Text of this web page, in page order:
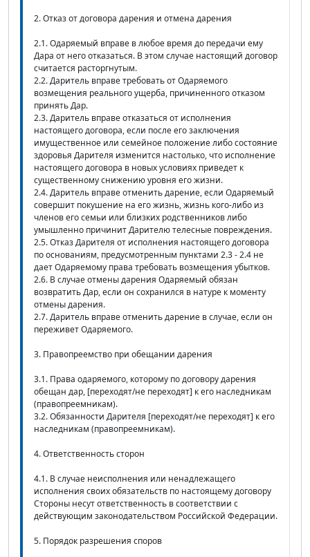
2. Отказ от договора дарения и отмена дарения
2.1. Одаряемый вправе в любое время до передачи ему
Дара от него отказаться. В этом случае настоящий договор
считается расторгнутым.
2.2. Даритель вправе требовать от Одаряемого
возмещения реального ущерба, причиненного отказом
принять Дар.
2.3. Даритель вправе отказаться от исполнения
настоящего договора, если после его заключения
имущественное или семейное положение либо состояние
здоровья Дарителя изменится настолько, что исполнение
настоящего договора в новых условиях приведет к
существенному снижению уровня его жизни.
2.4. Даритель вправе отменить дарение, если Одаряемый
совершит покушение на его жизнь, жизнь кого-либо из
членов его семьи или близких родственников либо
умышленно причинит Дарителю телесные повреждения.
2.5. Отказ Дарителя от исполнения настоящего договора
по основаниям, предусмотренным пунктами 2.3 - 2.4 не
дает Одаряемому права требовать возмещения убытков.
2.6. В случае отмены дарения Одаряемый обязан
возвратить Дар, если он сохранился в натуре к моменту
отмены дарения.
2.7. Даритель вправе отменить дарение в случае, если он
переживет Одаряемого.
3. Правопреемство при обещании дарения
3.1. Права одаряемого, которому по договору дарения
обещан дар, [переходят/не переходят] к его наследникам
(правопреемникам).
3.2. Обязанности Дарителя [переходят/не переходят] к его
наследникам (правопреемникам).
4. Ответственность сторон
4.1. В случае неисполнения или ненадлежащего
исполнения своих обязательств по настоящему договору
Стороны несут ответственность в соответствии с
действующим законодательством Российской Федерации.
5. Порядок разрешения споров